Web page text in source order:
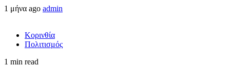
1 μήνα ago admin
Κορινθία
Πολιτισμός
1 min read